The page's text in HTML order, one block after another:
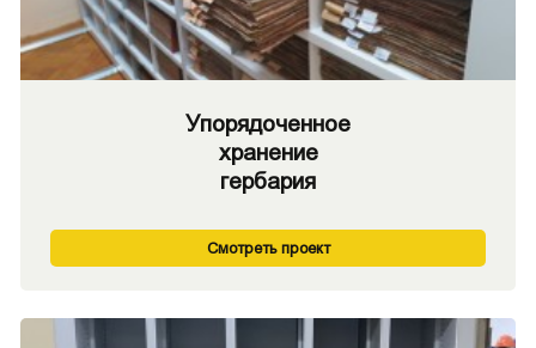
Упорядоченное
хранение
гербария
Смотреть проект